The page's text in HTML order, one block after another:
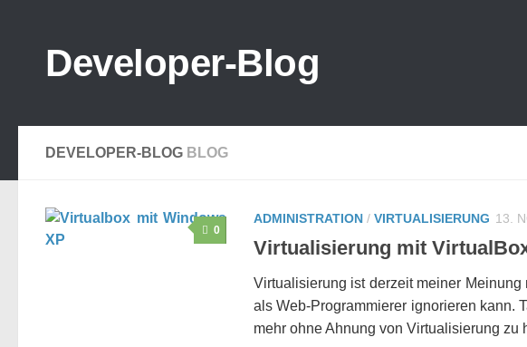
Developer-Blog
DEVELOPER-BLOG BLOG
0
ADMINISTRATION / VIRTUALISIERUNG 13.
Virtualisierung mit
Virtualisierung ist derzeit meiner
als Web-Programmierer ignorieren kann.
mehr ohne Ahnung von Virtualisierung zu